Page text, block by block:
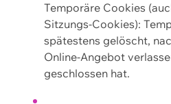
Temporäre Cookies
Sitzungs-Cookies):
spätestens gelöscht,
Online-Angebot
geschlossen hat.